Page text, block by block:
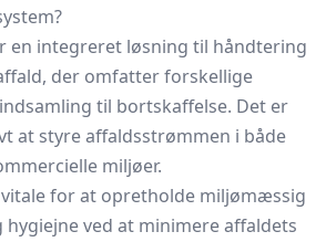
en integreret løsning til håndtering
der omfatter forskellige
til bortskaffelse. Det er
at styre affaldsstrømmen i både
miljøer.
vitale for at opretholde miljømæssig
ved at minimere affaldets